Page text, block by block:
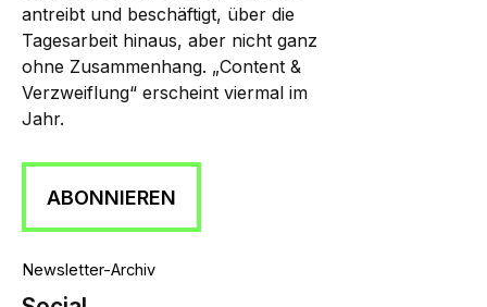
antreibt und beschäftigt, über die
Tagesarbeit hinaus, aber nicht ganz
ohne Zusammenhang. „Content &
Verzweiflung“ erscheint viermal im
Jahr.
ABONNIEREN
Newsletter-Archiv